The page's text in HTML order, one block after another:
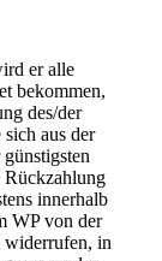
er alle
bekommen,
des/der
aus der
Rückzahlung
innerhalb
WP von der
widerrufen, in